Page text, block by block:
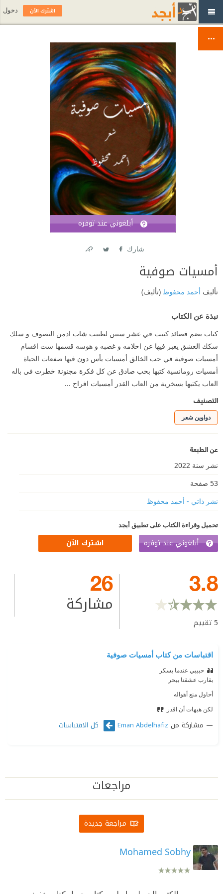
أبلغوني عند توفره
شارك
أمسيات صوفية
تأليف أحمد محفوظ (تأليف)
نبذة عن الكتاب
كتاب يضم قصائد كتبت في عشر سنين لطبيب شاب ادمن التصوف و سلك
سكك العشق يعبر فيها عن احلامه و غضبه و هوسه قسمها ست اقسام
أمسيات صوفية في حب الخالق أمسيات يأس دون فيها صفعات الحياة
أمسيات رومانسية كتبها بحب صادق عن كل فكرة مجنونة خطرت في باله
العاب يكتبها بسخرية من العاب القدر أمسيات افراح ...
التصنيف
دواوين شعر
عن الطبعة
نشر سنة 2022
53 صفحة
نشر ذاتي - أحمد محفوظ
تحميل وقراءة الكتاب على تطبيق أبجد
أبلغوني عند توفره اشترك الآن
3.8
5تقييم
26
مشاركة
اقتباسات من كتاب أمسيات صوفية
حبيبي عندما يسكر
بقارب عشقنا يبحر
أحاول منع أهواله
لكن هيهات أن اقدر
مشاركة من Eman Abdelhafiz كل الاقتباسات
مراجعات
مراجعة جديدة
Mohamed Sobhy
اشترك الآن دخول